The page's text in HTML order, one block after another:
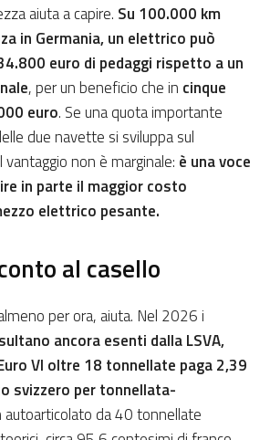
aiuta a capire. Su 100.000 km
in Germania, un elettrico può
euro di pedaggi rispetto a un
, per un beneficio che in cinque
euro. Se una quota importante
due navette si sviluppa sul
non è marginale: è una voce
in parte il maggior costo
elettrico pesante.
al casello
per ora, aiuta. Nel 2026 i
ancora esenti dalla LSVA,
VI oltre 18 tonnellate paga 2,39
svizzero per tonnellata-
autoarticolato da 40 tonnellate